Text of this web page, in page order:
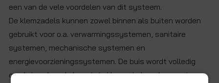
een van de vele voordelen van dit systeem.
De klemzadels kunnen zowel binnen als buiten worden
gebruikt voor o.a. verwarmingssystemen, sanitaire
systemen, mechanische systemen en
energievoorzieningssystemen. De buis wordt volledig
omsloten door de kunststof beugel; door deze met